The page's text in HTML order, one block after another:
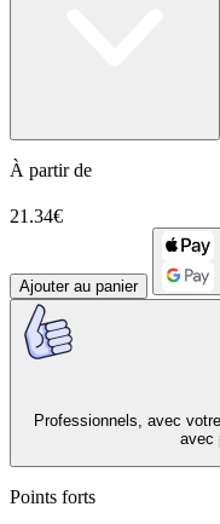
À partir de
21.34€
Ajouter au panier
Professionnels, avec
avec
Points forts